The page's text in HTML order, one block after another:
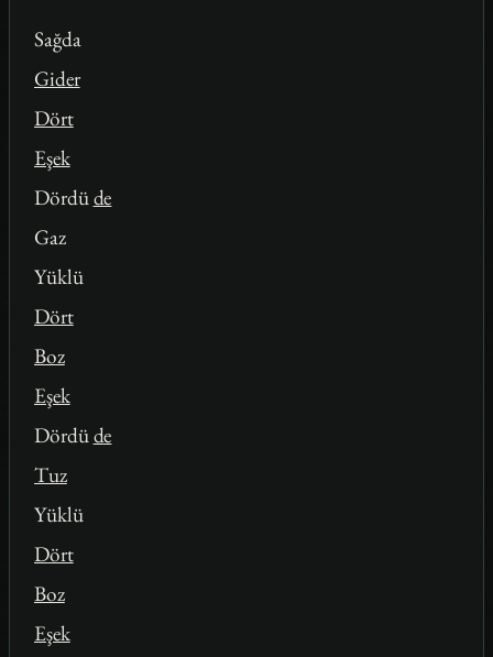
Sağda
Gider
Dört
Eşek
Dördüde
Gaz
Yüklü
Dört
Boz
Eşek
Dördüde
Tuz
Yüklü
Dört
Boz
Eşek